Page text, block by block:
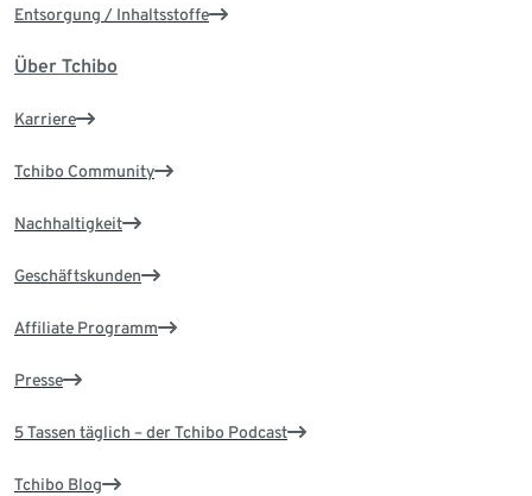
Entsorgung / Inhaltsstoffe
Über Tchibo
Karriere
Tchibo Community
Nachhaltigkeit
Geschäftskunden
Affiliate Programm
Presse
5 Tassen täglich – der Tchibo Podcast
Tchibo Blog